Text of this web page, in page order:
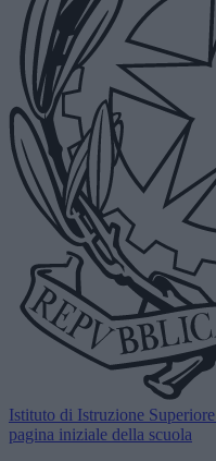
Istituto di Istruzione Superiore
pagina iniziale della scuola